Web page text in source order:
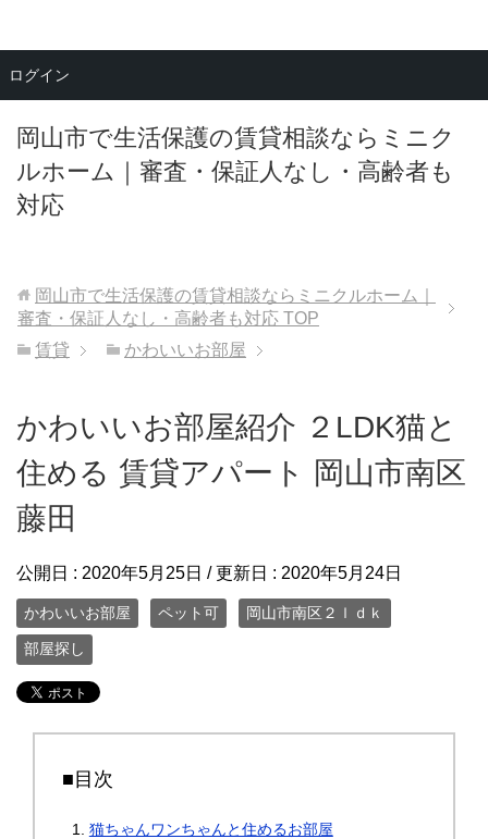
岡山市で生活保護の賃貸相談ならミニク
ルホーム｜審査・保証人なし・高齢者も
対応
メニュー
岡山市で生活保護の賃貸相談ならミニクルホーム｜
審査・保証人なし・高齢者も対応 TOP
賃貸
かわいいお部屋
かわいいお部屋紹介 ２LDK猫と
住める 賃貸アパート 岡山市南区
藤田
公開日 : 2020年5月25日 / 更新日 : 2020年5月24日
かわいいお部屋 ペット可 岡山市南区２ｌｄｋ
部屋探し
■目次
猫ちゃんワンちゃんと住めるお部屋
ログイン